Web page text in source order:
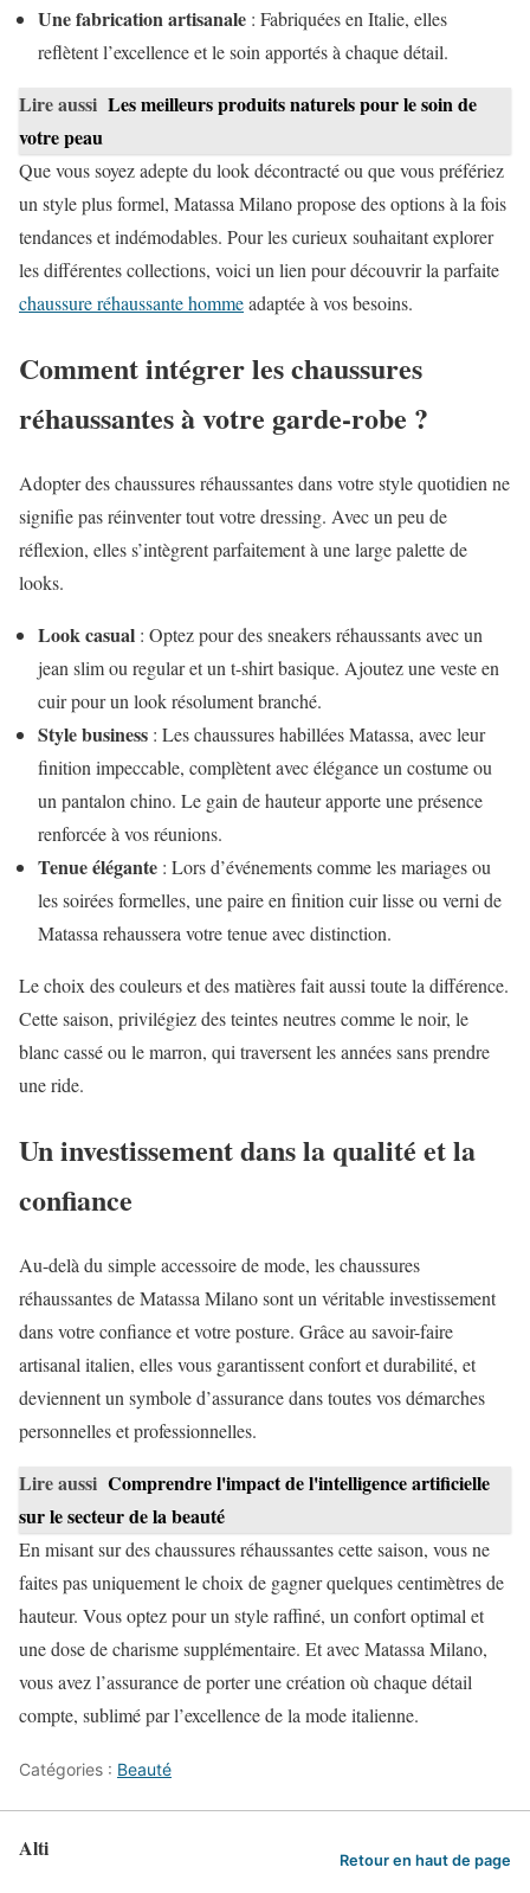
Une fabrication artisanale : Fabriquées en Italie, elles
reflètent l’excellence et le soin apportés à chaque détail.
Lire aussi Les meilleurs produits naturels pour le soin de
votre peau
Que vous soyez adepte du look décontracté ou que vous préfériez
un style plus formel, Matassa Milano propose des options à la fois
tendances et indémodables. Pour les curieux souhaitant explorer
les différentes collections, voici un lien pour découvrir la parfaite
chaussure réhaussante hommeadaptée à vos besoins.
Comment intégrer les chaussures
réhaussantes à votre garde-robe ?
Adopter des chaussures réhaussantes dans votre style quotidien ne
signifie pas réinventer tout votre dressing. Avec un peu de
réflexion, elles s’intègrent parfaitement à une large palette de
looks.
Look casual : Optez pour des sneakers réhaussants avec un
jean slim ou regular et un t-shirt basique. Ajoutez une veste en
cuir pour un look résolument branché.
Style business : Les chaussures habillées Matassa, avec leur
finition impeccable, complètent avec élégance un costume ou
un pantalon chino. Le gain de hauteur apporte une présence
renforcée à vos réunions.
Tenue élégante : Lors d’événements comme les mariages ou
les soirées formelles, une paire en finition cuir lisse ou verni de
Matassa rehaussera votre tenue avec distinction.
Le choix des couleurs et des matières fait aussi toute la différence.
Cette saison, privilégiez des teintes neutres comme le noir, le
blanc cassé ou le marron, qui traversent les années sans prendre
une ride.
Un investissement dans la qualité et la
confiance
Au-delà du simple accessoire de mode, les chaussures
réhaussantes de Matassa Milano sont un véritable investissement
dans votre confiance et votre posture. Grâce au savoir-faire
artisanal italien, elles vous garantissent confort et durabilité, et
deviennent un symbole d’assurance dans toutes vos démarches
personnelles et professionnelles.
Lire aussi Comprendre l'impact de l'intelligence artificielle
sur le secteur de la beauté
En misant sur des chaussures réhaussantes cette saison, vous ne
faites pas uniquement le choix de gagner quelques centimètres de
hauteur. Vous optez pour un style raffiné, un confort optimal et
une dose de charisme supplémentaire. Et avec Matassa Milano,
vous avez l’assurance de porter une création où chaque détail
compte, sublimé par l’excellence de la mode italienne.
Catégories : Beauté
Alti Retour en haut de page